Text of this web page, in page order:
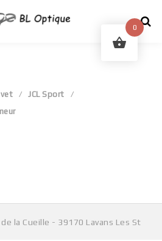
JCL Sport
la Cueille - 39170 Lavans Les St
0